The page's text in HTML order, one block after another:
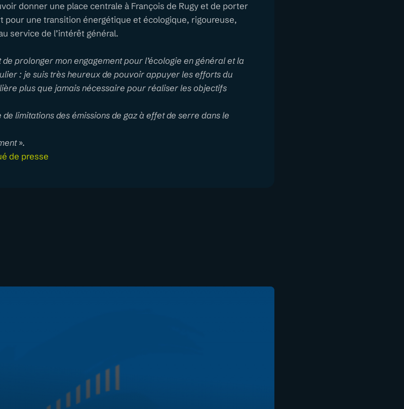
donner une place centrale à François de Rugy et de porter
pour une transition énergétique et écologique, rigoureuse,
service de l’intérêt général.
de prolonger mon engagement pour l’écologie en général et la
: je suis très heureux de pouvoir appuyer les efforts du
plus que jamais nécessaire pour réaliser les objectifs
limitations des émissions de gaz à effet de serre dans le
».
de presse